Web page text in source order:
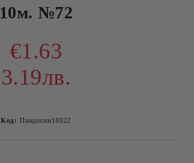
10м. №72
€1.63
3.19лв.
Код: Панделки10322